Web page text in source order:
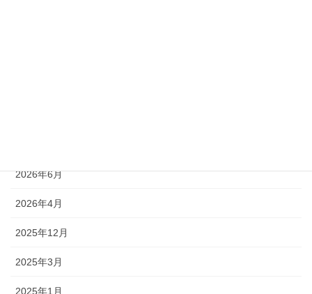
2026年6月
2026年4月
2025年12月
2025年3月
2025年1月